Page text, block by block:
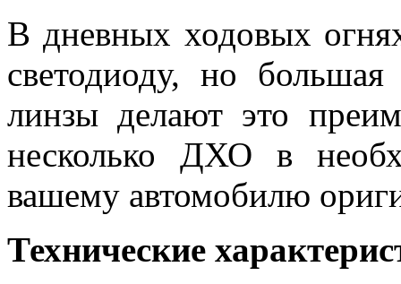
В дневных ходовых
светодиоду, но
линзы делают это
несколько ДХО в
вашему автомобилю
Технические